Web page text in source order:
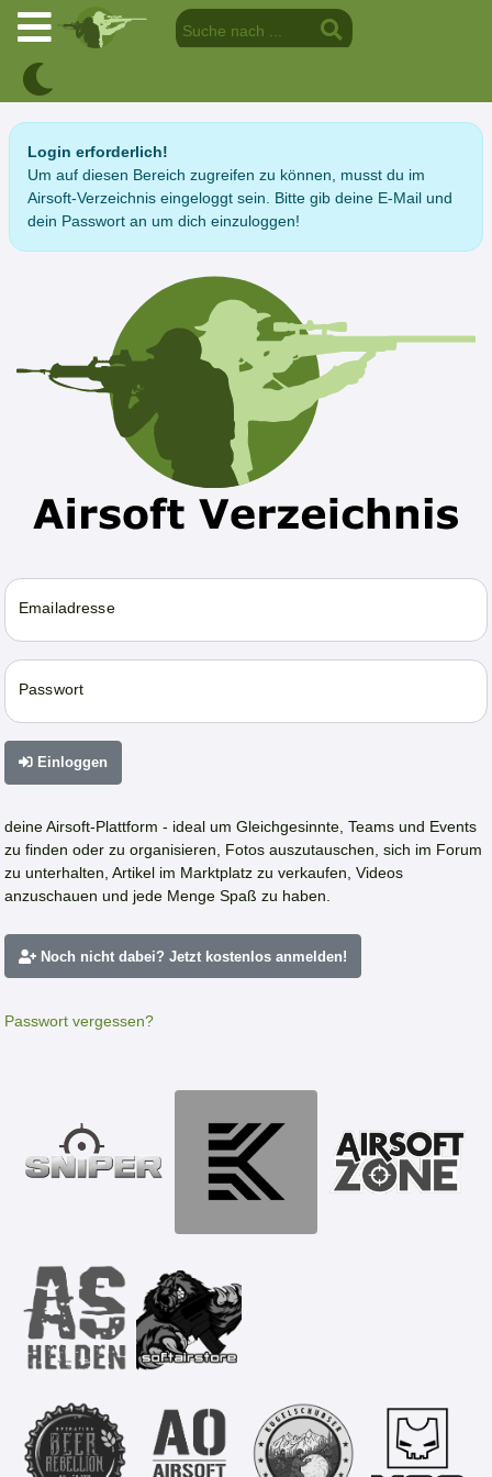
Login erforderlich!
Um auf diesen Bereich zugreifen zu können, musst du im
Airsoft-Verzeichnis eingeloggt sein. Bitte gib deine E-Mail und
dein Passwort an um dich einzuloggen!
Emailadresse
Passwort
Einloggen
deine Airsoft-Plattform - ideal um Gleichgesinnte, Teams und Events
zu finden oder zu organisieren, Fotos auszutauschen, sich im Forum
zu unterhalten, Artikel im Marktplatz zu verkaufen, Videos
anzuschauen und jede Menge Spaß zu haben.
Noch nicht dabei? Jetzt kostenlos anmelden!
Passwort vergessen?